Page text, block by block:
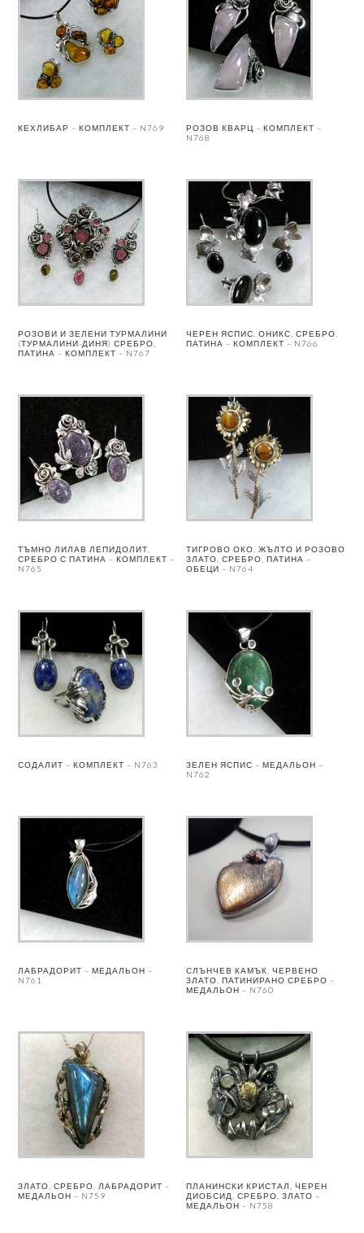
КЕХЛИБАР – КОМПЛЕКТ – N769
РОЗОВ КВАРЦ – КОМПЛЕКТ –
N768
РОЗОВИ И ЗЕЛЕНИ ТУРМАЛИНИ
(ТУРМАЛИНИ-ДИНЯ) СРЕБРО,
ПАТИНА – КОМПЛЕКТ – N767
ЧЕРЕН ЯСПИС, ОНИКС, СРЕБРО,
ПАТИНА – КОМПЛЕКТ – N766
ТЪМНО ЛИЛАВ ЛЕПИДОЛИТ,
СРЕБРО С ПАТИНА – КОМПЛЕКТ –
N765
ТИГРОВО ОКО, ЖЪЛТО И РОЗОВО
ЗЛАТО, СРЕБРО, ПАТИНА –
ОБЕЦИ – N764
СОДАЛИТ – КОМПЛЕКТ – N763
ЗЕЛЕН ЯСПИС – МЕДАЛЬОН –
N762
ЛАБРАДОРИТ – МЕДАЛЬОН –
N761
СЛЪНЧЕВ КАМЪК, ЧЕРВЕНО
ЗЛАТО, ПАТИНИРАНО СРЕБРО –
МЕДАЛЬОН – N760
ЗЛАТО, СРЕБРО, ЛАБРАДОРИТ –
МЕДАЛЬОН – N759
ПЛАНИНСКИ КРИСТАЛ, ЧЕРЕН
ДИОБСИД, СРЕБРО, ЗЛАТО –
МЕДАЛЬОН – N758